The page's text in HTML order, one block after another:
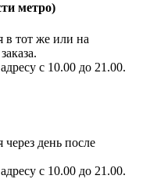
метро)
в тот же или на
с 10.00 до 21.00.
через день после
с 10.00 до 21.00.